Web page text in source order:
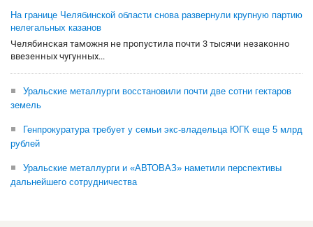
На границе Челябинской области снова развернули крупную партию
нелегальных казанов
Челябинская таможня не пропустила почти 3 тысячи незаконно
ввезенных чугунных...
Уральские металлурги восстановили почти две сотни гектаров
земель
Генпрокуратура требует у семьи экс-владельца ЮГК еще 5 млрд
рублей
Уральские металлурги и «АВТОВАЗ» наметили перспективы
дальнейшего сотрудничества